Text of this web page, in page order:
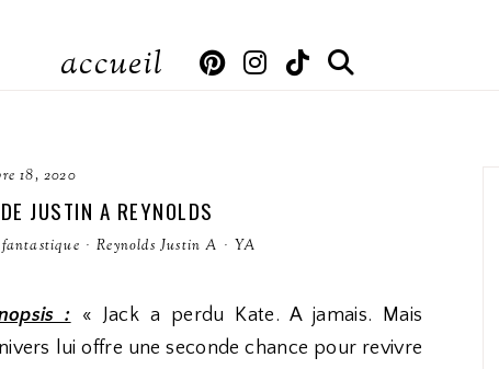
accueil
18, 2020
JUSTIN A REYNOLDS
fantastique · Reynolds Justin A · YA
: « Jack a perdu Kate. A jamais. Mais
lui offre une seconde chance pour revivre